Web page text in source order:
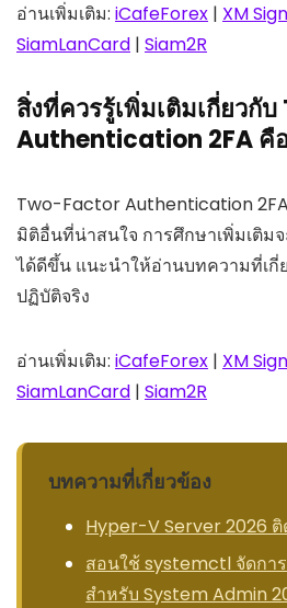
อ่านเพิ่มเติม: iCafeForex | XM
SiamLanCard | Siam2R
สิ่งที่ควรรู้เพิ่มเติมเกี่ยวกั
Authentication 2FA คือ
Two-Factor Authentication
มิติอื่นที่น่าสนใจ การศึกษาเพิ่มเติม
ได้ดีขึ้น แนะนำให้อ่านบทความที่เกี่
ปฏิบัติจริง
อ่านเพิ่มเติม: iCafeForex | XM
SiamLanCard | Siam2R
บทความที่เกี่ยวข้อง
Hyper-V Server 2026 ติ
สอนใช้ systemctl จัดกา
สำหรับ System Admin